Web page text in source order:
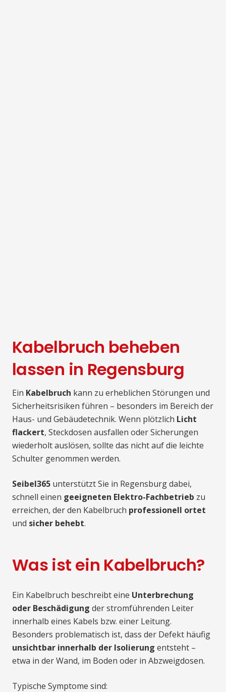
Kabelbruch beheben
lassen in Regensburg
Ein Kabelbruch kann zu erheblichen Störungen und
Sicherheitsrisiken führen – besonders im Bereich der
Haus- und Gebäudetechnik. Wenn plötzlich Licht
flackert, Steckdosen ausfallen oder Sicherungen
wiederholt auslösen, sollte das nicht auf die leichte
Schulter genommen werden.
Seibel365 unterstützt Sie in Regensburg dabei,
schnell einen geeigneten Elektro-Fachbetrieb zu
erreichen, der den Kabelbruch professionell ortet
und sicher behebt.
Was ist ein Kabelbruch?
Ein Kabelbruch beschreibt eine Unterbrechung
oder Beschädigung der stromführenden Leiter
innerhalb eines Kabels bzw. einer Leitung.
Besonders problematisch ist, dass der Defekt häufig
unsichtbar innerhalb der Isolierung entsteht –
etwa in der Wand, im Boden oder in Abzweigdosen.
Typische Symptome sind: